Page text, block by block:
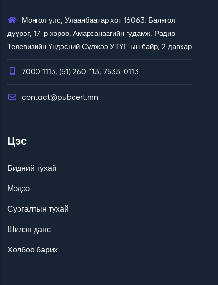
Монгол улс, Улаанбаатар хот 16063, Баянгол
дүүрэг, 17-р хороо, Амарсанаагийн гудамж, Радио
Телевизийн Үндэсний Сүлжээ УТҮГ-ын байр, 2 давхар
7000 1113, (51) 260-113, 7533-0113
contact@pubcert.mn
Цэс
Бидний тухай
Мэдээ
Сургалтын тухай
Шилэн данс
Холбоо барих